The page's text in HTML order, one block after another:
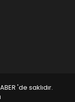
'de saklıdır.